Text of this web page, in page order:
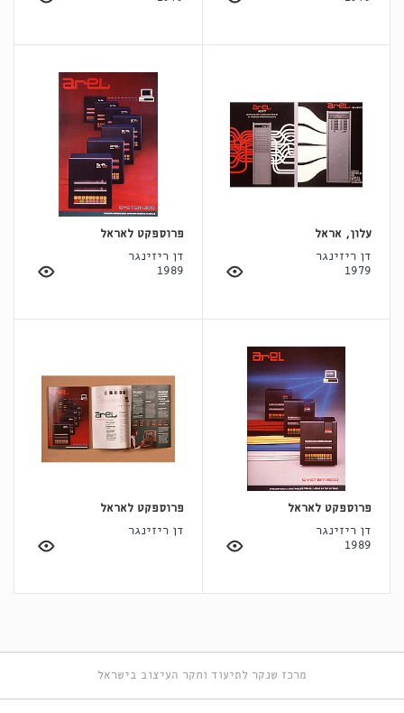
עלון, אראל
דן ריזינגר
1979
פרוספקט לאראל
דן ריזינגר
1989
פרוספקט לאראל
דן ריזינגר
1989
פרוספקט לאראל
דן ריזינגר
מרכז שנקר לתיעוד וחקר העיצוב בישראל